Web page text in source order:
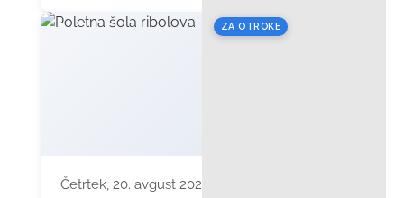
ZA OTROKE
Četrtek, 20. avgust 2026 ob 17:00